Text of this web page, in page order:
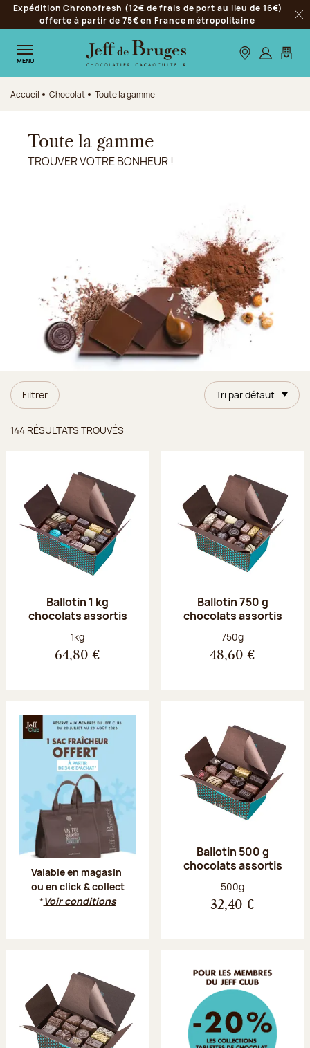
Aller à la navigation
Aller au contenu principal
Aller au pied de page
Expédition Chronofresh (12€ de frais de port au lieu de 16€)
offerte à partir de 75€ en France métropolitaine
MENU Nos boutiques
S’identifier
Mon
Accueil Chocolat Toute la gamme
Toute la gamme
TROUVER VOTRE BONHEUR !
Filtrer Tri par défaut
144 RÉSULTATS TROUVÉS
Ballotin 1 kg
chocolats assortis
Poids net :
1kg
64,80 €
Ballotin 750 g
chocolats assortis
Poids net :
750g
48,60 €
Valable en magasin
ou en click & collect
*Voir conditions
Ballotin 500 g
chocolats assortis
Poids net :
500g
32,40 €